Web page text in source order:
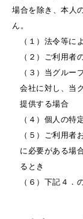
場合を除き、本人
ん。
（１）法令等に
（２）ご利用者
（３）当グルー
会社に対し、当
提供する場合
（４）個人の特
（５）ご利用者
に必要がある場
るとき
（６）下記４．